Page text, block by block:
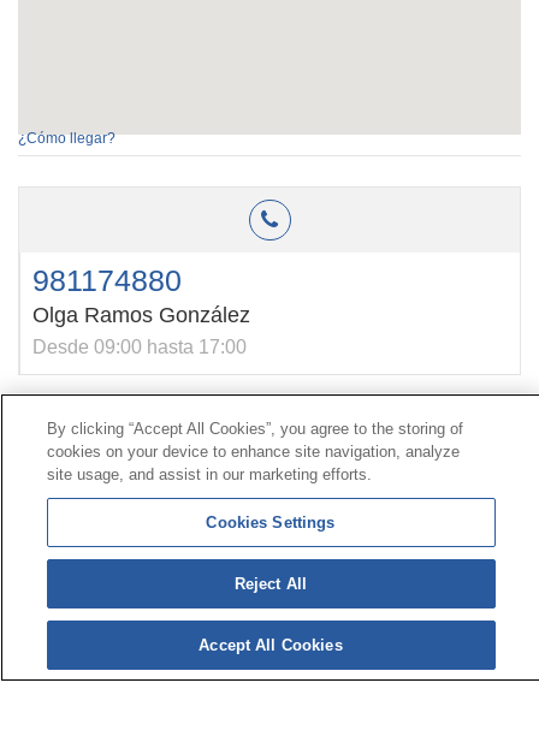
¿Cómo llegar?
981174880
Olga Ramos González
Desde 09:00 hasta 17:00
Contacto|Perfil do contratante|Reclamacións
Liña Universal 900 203 203|Zona Privada Comisión de
Prestacións Especiais
Zona Privada Provedor Sanitario
© Mutua Universal 2026| Mapa do sitio | Aviso legal |
Política de Protección de Datos
cookies
Síguenos en:
By clicking “Accept All Cookies”, you agree to the storing of
cookies on your device to enhance site navigation, analyze
site usage, and assist in our marketing efforts.
Cookies Settings
Reject All
Accept All Cookies